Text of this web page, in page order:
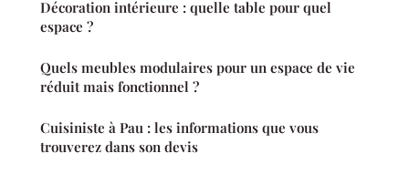
Décoration intérieure : quelle table pour quel
espace ?
Quels meubles modulaires pour un espace de vie
réduit mais fonctionnel ?
Cuisiniste à Pau : les informations que vous
trouverez dans son devis